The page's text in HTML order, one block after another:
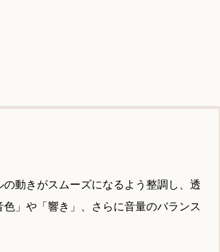
動きがスムーズになるよう整調し、透
」や「響き」、さらに音量のバランス